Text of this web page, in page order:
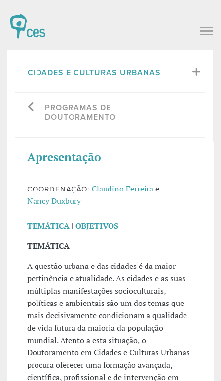
CIDADES E CULTURAS URBANAS
PROGRAMAS DE
DOUTORAMENTO
Apresentação
COORDENAÇÃO: Claudino Ferreirae
Nancy Duxbury
TEMÁTICA | OBJETIVOS
TEMÁTICA
A questão urbana e das cidades é da maior
pertinência e atualidade. As cidades e as suas
múltiplas manifestações socioculturais,
políticas e ambientais são um dos temas que
mais decisivamente condicionam a qualidade
de vida futura da maioria da população
mundial. Atento a esta situação, o
Doutoramento em Cidades e Culturas Urbanas
procura oferecer uma formação avançada,
científica, profissional e de intervenção em